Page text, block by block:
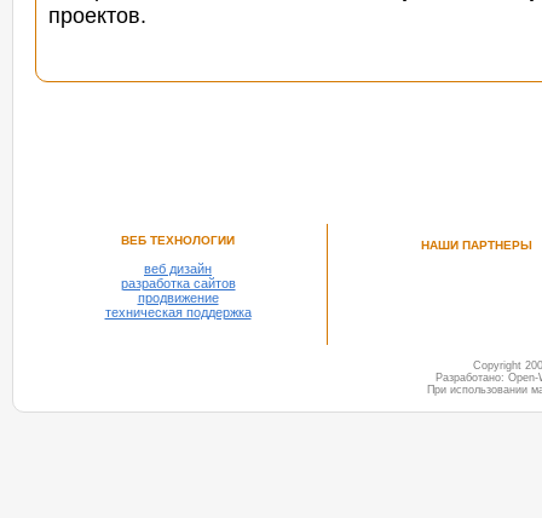
проектов.
ВЕБ ТЕХНОЛОГИИ
веб дизайн
разработка сайтов
продвижение
техническая поддержка
НАШИ ПАРТНЕРЫ
Copyright
Разработано:
При использовании